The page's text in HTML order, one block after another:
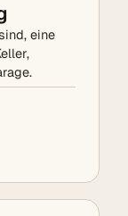
eine